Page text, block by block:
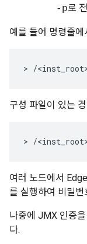
-p로
예를 들어 명령줄
> /
구성 파일이 있는
> /
여러 노드에서
를 실행하여 비밀번
나중에 JMX 인증
다.